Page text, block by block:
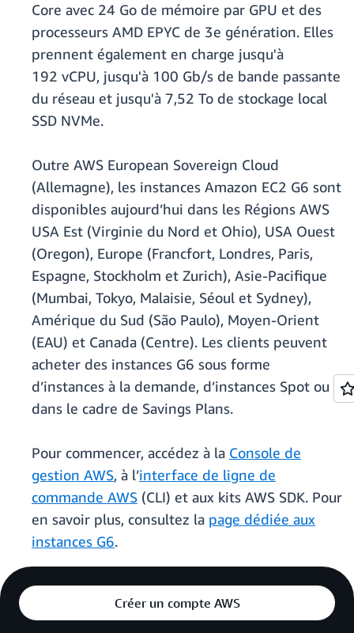
Core avec 24 Go de mémoire par GPU et des
processeurs AMD EPYC de 3e génération. Elles
prennent également en charge jusqu'à
192 vCPU, jusqu'à 100 Gb/s de bande passante
du réseau et jusqu'à 7,52 To de stockage local
SSD NVMe.
Outre AWS European Sovereign Cloud
(Allemagne), les instances Amazon EC2 G6 sont
disponibles aujourd’hui dans les Régions AWS
USA Est (Virginie du Nord et Ohio), USA Ouest
(Oregon), Europe (Francfort, Londres, Paris,
Espagne, Stockholm et Zurich), Asie-Pacifique
(Mumbai, Tokyo, Malaisie, Séoul et Sydney),
Amérique du Sud (São Paulo), Moyen-Orient
(EAU) et Canada (Centre). Les clients peuvent
acheter des instances G6 sous forme
d’instances à la demande, d’instances Spot ou
dans le cadre de Savings Plans.
Pour commencer, accédez à la Console de
gestion AWS, à l’interface de ligne de
commande AWS (CLI) et aux kits AWS SDK. Pour
en savoir plus, consultez la page dédiée aux
instances G6.
Créer un compte AWS